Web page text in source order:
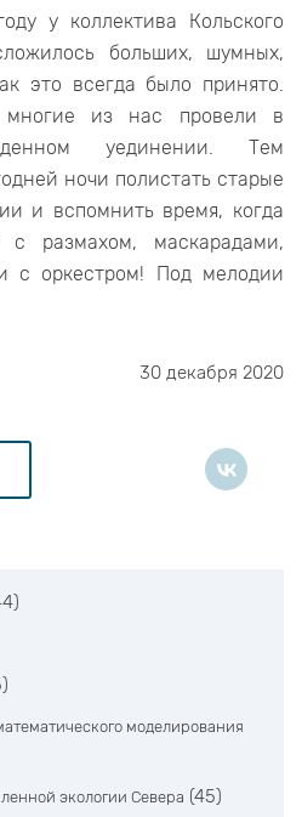
у коллектива Кольского
больших, шумных,
это всегда было принято.
из нас провели в
уединении. Тем
ночи полистать старые
и вспомнить время, когда
с размахом, маскарадами,
с оркестром! Под мелодии
30 декабря 2020
моделирования
экологии Севера (45)